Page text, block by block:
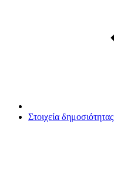
Στοιχεία δημοσιότητας